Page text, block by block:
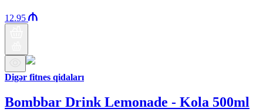
12.95
Digər fitnes qidaları
Bombbar Drink Lemonade - Kola 500ml